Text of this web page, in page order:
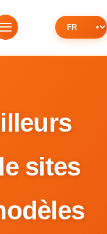
sites